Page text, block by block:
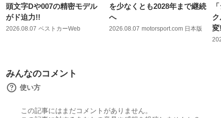
頭文字Dや007の精密モデル
がド迫力!!
2026.08.07 ベストカーWeb
を少なくとも2028年まで継続
へ
2026.08.07 motorsport.com 日本版
みんなのコメント
使い方
この記事にはまだコメントがありません。